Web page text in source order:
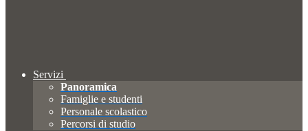
Servizi
Panoramica
Famiglie e studenti
Personale scolastico
Percorsi di studio